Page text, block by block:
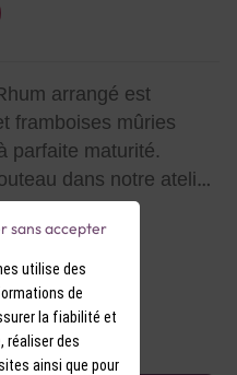
arrangé est
framboises mûries
parfaite maturité.
dans notre atelier
en bouteille à la
AOC de Martinique
utilise des
de
la fiabilité et
réaliser des
ainsi que pour
sans accepter